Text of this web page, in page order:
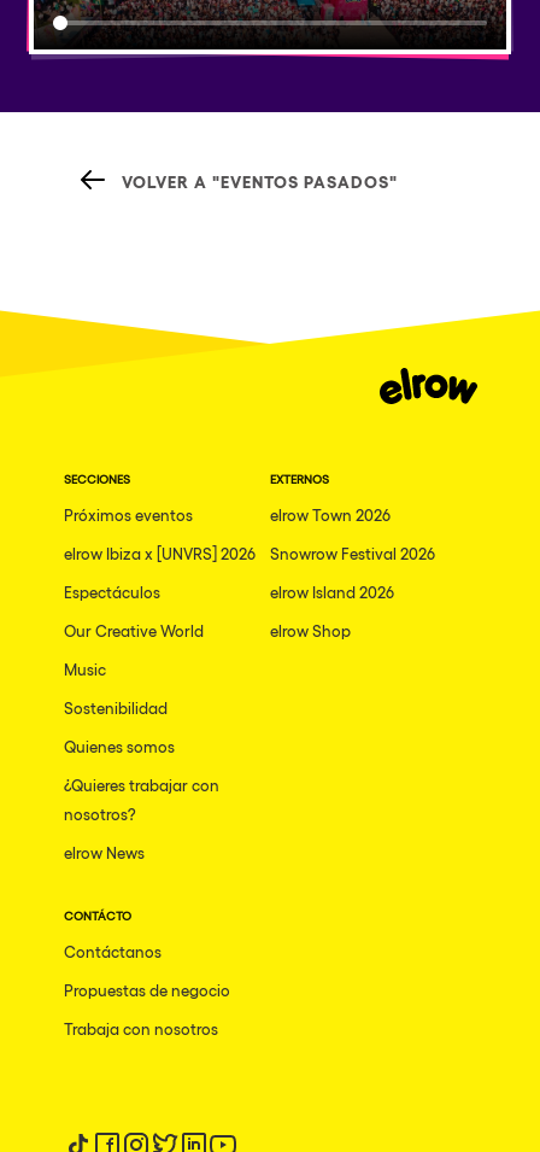
VOLVER A "EVENTOS PASADOS"
SECCIONES
Próximos eventos
elrow Ibiza x [UNVRS] 2026
Espectáculos
Our Creative World
Music
Sostenibilidad
Quienes somos
¿Quieres trabajar con
nosotros?
elrow News
EXTERNOS
elrow Town 2026
Snowrow Festival 2026
elrow Island 2026
elrow Shop
CONTÁCTO
Contáctanos
Propuestas de negocio
Trabaja con nosotros
Síguenos en tiktok
Síguenos en facebook
Síguenos en instagram
Síguenos en twitter
Síguenos en linkedin
Síguenos en youtube